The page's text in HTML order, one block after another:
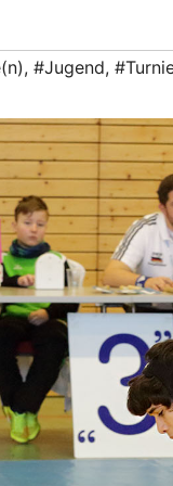
, #Jugend,